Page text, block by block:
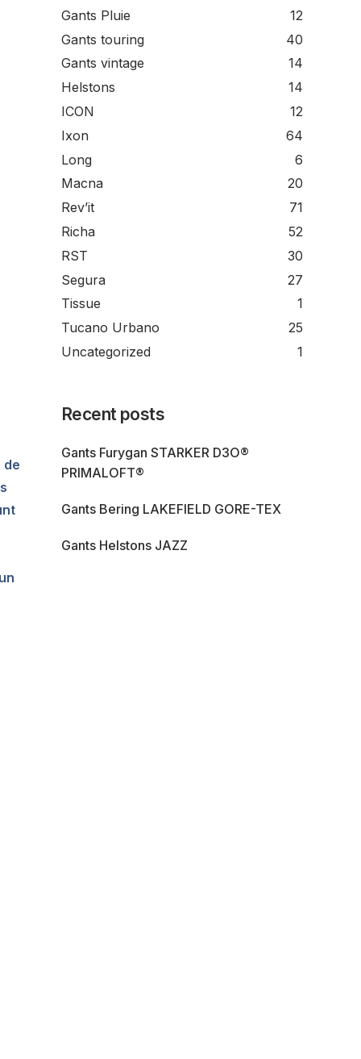
de
Gants Pluie
12
Gants touring
40
Gants vintage
14
Helstons
14
ICON
12
Ixon
64
Long
6
Macna
20
Rev’it
71
Richa
52
RST
30
Segura
27
Tissue
1
Tucano Urbano
25
Uncategorized
1
Recent posts
Gants Furygan STARKER D3O®
PRIMALOFT®
Gants Bering LAKEFIELD GORE-TEX
Gants Helstons JAZZ